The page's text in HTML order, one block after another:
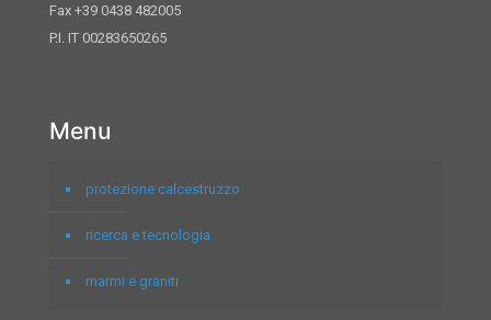
Fax +39 0438 482005
P.I. IT 00283650265
Menu
protezione calcestruzzo
ricerca e tecnologia
marmi e graniti